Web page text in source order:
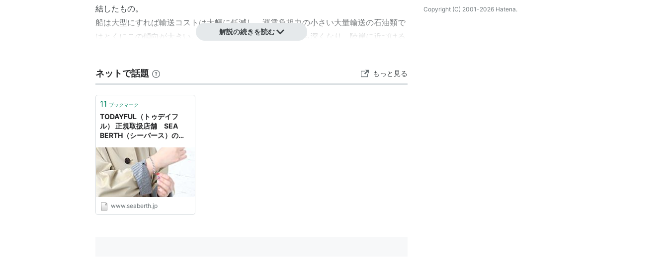
結したもの。
船は大型にすれば輸送コストは大幅に低減し、運賃負担力の小さい大量輸送の石油類で
はとくにこの傾向が大きい。しかし船を大型化すれば喫水も深くなり、陸岸に近づける
シーバースは係留施設の種類によって固定式と浮遊式とに分類される。
解説の続きを読む
ネットで話題 もっと見る
11 ブックマーク
TODAYFUL（トゥデイフ
ル） 正規取扱店舗 SEA
BERTH（シーバース）の通
www.seaberth.jp
Copyright (C) 2001-2026 Hatena.